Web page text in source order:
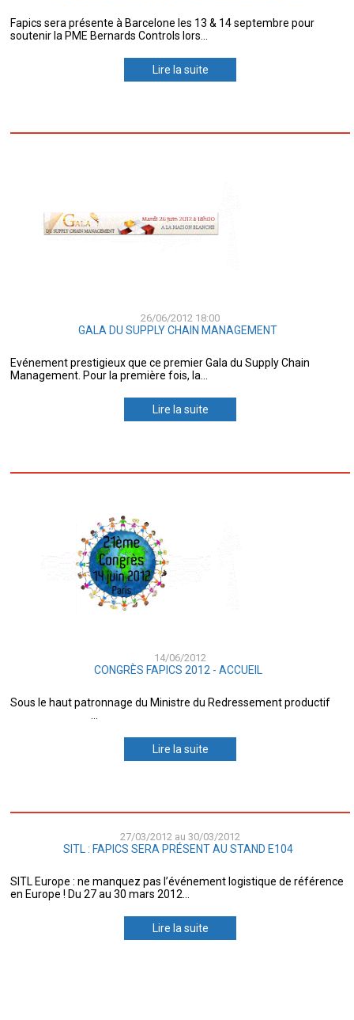
Fapics sera présente à Barcelone les 13 & 14 septembre pour
soutenir la PME Bernards Controls lors...
Lire la suite
26/06/2012 18:00
GALA DU SUPPLY CHAIN MANAGEMENT
Evénement prestigieux que ce premier Gala du Supply Chain
Management. Pour la première fois, la...
Lire la suite
14/06/2012
CONGRÈS FAPICS 2012 - ACCUEIL
Sous le haut patronnage du Ministre du Redressement productif
Lire la suite
27/03/2012 au 30/03/2012
SITL : FAPICS SERA PRÉSENT AU STAND E104
SITL Europe : ne manquez pas l’événement logistique de référence
en Europe ! Du 27 au 30 mars 2012...
Lire la suite